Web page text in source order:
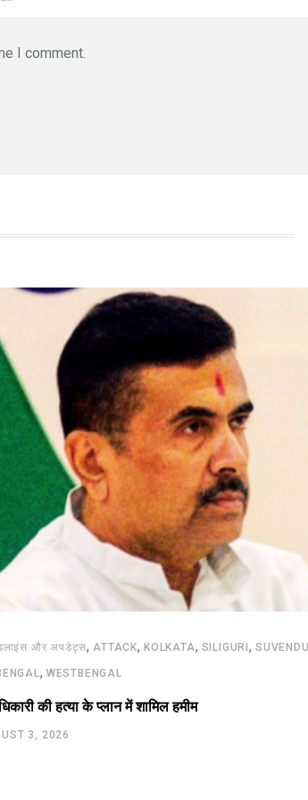
I comment.
और अपडेट्स, ATTACK,KOLKATA, SILIGURI,
, WESTBENGAL
की हत्या के प्लान में शामिल हमीम
3, 2026